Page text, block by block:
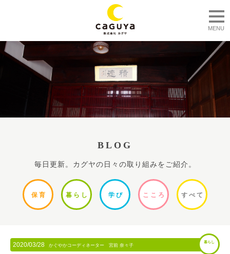
MENU
BLOG
毎日更新。カグヤの日々の取り組みをご紹介。
保 育 暮ら し 学 び ここ ろ すべて
2020/03/28 かぐやかコーディネーター 宮前 奈々子
暮らし